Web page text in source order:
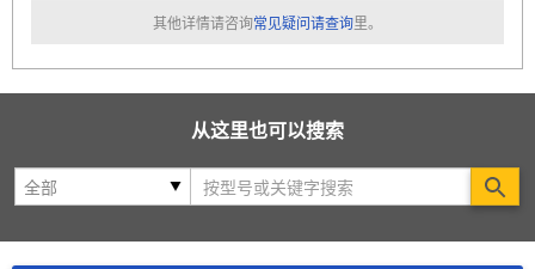
其他详情请咨询常见疑问请查询里。
从这里也可以搜索